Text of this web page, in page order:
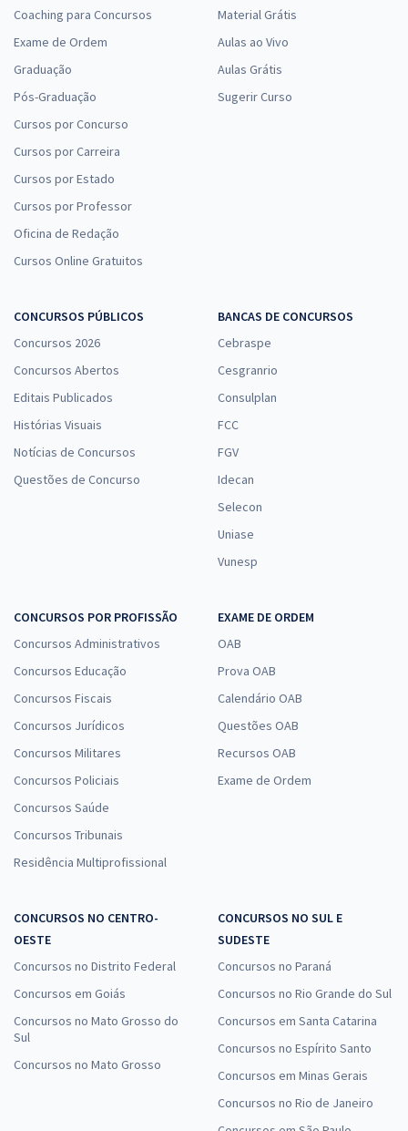
Coaching para Concursos
Exame de Ordem
Graduação
Pós-Graduação
Cursos por Concurso
Cursos por Carreira
Cursos por Estado
Cursos por Professor
Oficina de Redação
Cursos Online Gratuitos
Material Grátis
Aulas ao Vivo
Aulas Grátis
Sugerir Curso
CONCURSOS PÚBLICOS
Concursos 2026
Concursos Abertos
Editais Publicados
Histórias Visuais
Notícias de Concursos
Questões de Concurso
BANCAS DE CONCURSOS
Cebraspe
Cesgranrio
Consulplan
FCC
FGV
Idecan
Selecon
Uniase
Vunesp
CONCURSOS POR PROFISSÃO
Concursos Administrativos
Concursos Educação
Concursos Fiscais
Concursos Jurídicos
Concursos Militares
Concursos Policiais
Concursos Saúde
Concursos Tribunais
Residência Multiprofissional
EXAME DE ORDEM
OAB
Prova OAB
Calendário OAB
Questões OAB
Recursos OAB
Exame de Ordem
CONCURSOS NO CENTRO-
OESTE
Concursos no Distrito Federal
Concursos em Goiás
Concursos no Mato Grosso do
Sul
Concursos no Mato Grosso
CONCURSOS NO SUL E
SUDESTE
Concursos no Paraná
Concursos no Rio Grande do Sul
Concursos em Santa Catarina
Concursos no Espírito Santo
Concursos em Minas Gerais
Concursos no Rio de Janeiro